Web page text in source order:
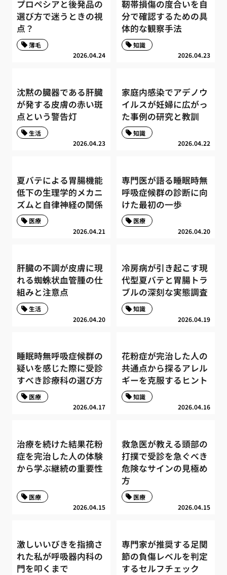
プロペシアと後発品の
選び方で迷うときの視
点？
2026.04.24
薄毛
靭帯損傷の度合いを自
分で確認するための具
体的な観察手法
2026.04.23
知識
沈黙の臓器である肝臓
が発する皮膚の赤い斑
点という警告灯
2026.04.23
生活
家庭内感染でアデノウ
イルスが妊婦に広がっ
た事例の研究と教訓
2026.04.22
知識
夏バテによる胃腸機能
低下の生理学的メカニ
ズムと自律神経の関係
2026.04.21
医療
専門医が語る睡眠時無
呼吸症候群の診断に向
けた最初の一歩
2026.04.20
医療
肝臓の不調が皮膚に現
れる蜘蛛状血管腫の仕
組みと注意点
2026.04.20
生活
冷房病が引き起こす現
代型夏バテと胃腸トラ
ブルの深刻な実態調査
2026.04.19
知識
睡眠時無呼吸症候群の
疑いを感じた際に受診
すべき診療科の選び方
2026.04.17
医療
花粉症が完治した人の
共通点から探るアレル
ギーを克服するヒント
2026.04.16
知識
治療を続けた結果花粉
症を完治した人の体験
から学ぶ継続の重要性
2026.04.15
医療
救急医が教える頭部の
打撲で受診を急ぐべき
危険なサインの見極め
方
2026.04.15
医療
激しいいびきを指摘さ
れた私が呼吸器内科の
門を叩くまで
専門家が推奨する足関
節の負傷レベルを判定
するセルフチェック